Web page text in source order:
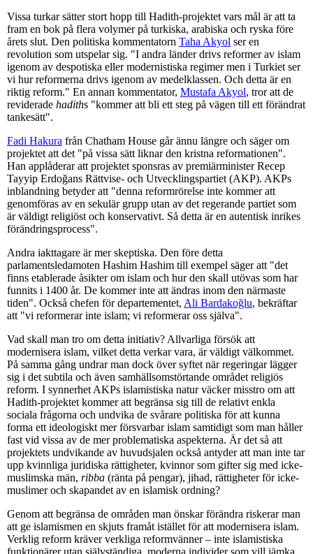
Vissa turkar sätter stort hopp till Hadith-projektet vars mål är att ta
fram en bok på flera volymer på turkiska, arabiska och ryska före
årets slut. Den politiska kommentatorn Taha Akyol ser en
revolution som utspelar sig. "I andra länder drivs reformer av islam
igenom av despotiska eller modernistiska regimer men i Turkiet ser
vi hur reformerna drivs igenom av medelklassen. Och detta är en
riktig reform." En annan kommentator, Mustafa Akyol, tror att de
reviderade hadiths "kommer att bli ett steg på vägen till ett förändrat
tankesätt".
Fadi Hakura från Chatham House går ännu längre och säger om
projektet att det "på vissa sätt liknar den kristna reformationen".
Han applåderar att projektet sponsras av premiärminister Recep
Tayyip Erdoğans Rättvise- och Utvecklingspartiet (AKP). AKPs
inblandning betyder att "denna reformrörelse inte kommer att
genomföras av en sekulär grupp utan av det regerande partiet som
är väldigt religiöst och konservativt. Så detta är en autentisk inrikes
förändringsprocess".
Andra iakttagare är mer skeptiska. Den före detta
parlamentsledamoten Hashim Hashim till exempel säger att "det
finns etablerade åsikter om islam och hur den skall utövas som har
funnits i 1400 år. De kommer inte att ändras inom den närmaste
tiden". Också chefen för departementet, Ali Bardakoğlu, bekräftar
att "vi reformerar inte islam; vi reformerar oss själva".
Vad skall man tro om detta initiativ? Allvarliga försök att
modernisera islam, vilket detta verkar vara, är väldigt välkommet.
På samma gång undrar man dock över syftet när regeringar lägger
sig i det subtila och även samhällsomstörtande området religiös
reform. I synnerhet AKPs islamistiska natur väcker misstro om att
Hadith-projektet kommer att begränsa sig till de relativt enkla
sociala frågorna och undvika de svårare politiska för att kunna
forma ett ideologiskt mer försvarbar islam samtidigt som man håller
fast vid vissa av de mer problematiska aspekterna. Är det så att
projektets undvikande av huvudsjalen också antyder att man inte tar
upp kvinnliga juridiska rättigheter, kvinnor som gifter sig med icke-
muslimska män, ribba (ränta på pengar), jihad, rättigheter för icke-
muslimer och skapandet av en islamisk ordning?
Genom att begränsa de områden man önskar förändra riskerar man
att ge islamismen en skjuts framåt istället för att modernisera islam.
Verklig reform kräver verkliga reformvänner – inte islamistiska
funktionärer utan självständiga, moderna individer som vill jämka